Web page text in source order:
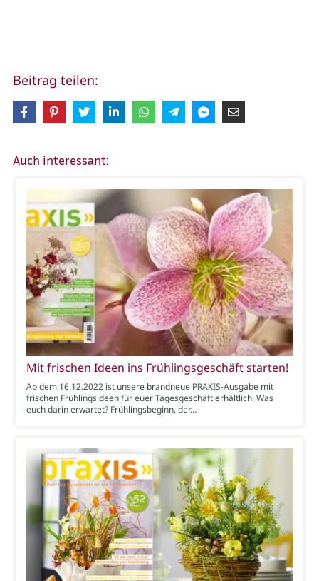
Beitrag teilen:
Auch interessant:
Mit frischen Ideen ins Frühlingsgeschäft starten!
Ab dem 16.12.2022 ist unsere brandneue PRAXIS-Ausgabe mit
frischen Frühlingsideen für euer Tagesgeschäft erhältlich. Was
euch darin erwartet? Frühlingsbeginn, der…